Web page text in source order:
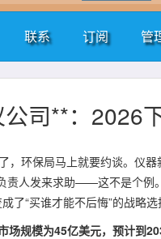
联系 订阅 管
司**：2026
，环保局马上就要约谈。仪
责人发来求助——这不是个例
了“买谁才能不后悔”的战略选
场规模为45亿美元，预计到